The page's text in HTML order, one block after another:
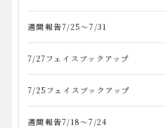
週間報告7/25～7/31
7/27フェイスブックアップ
7/25フェイスブックアップ
週間報告7/18～7/24